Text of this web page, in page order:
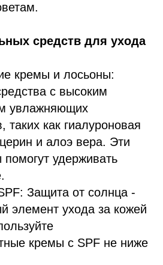
средств для ухода
кремы и лосьоны:
с высоким
увлажняющих
таких как гиалуроновая
и алоэ вера. Эти
помогут удерживать
Защита от солнца -
элемент ухода за кожей
кремы с SPF не ниже